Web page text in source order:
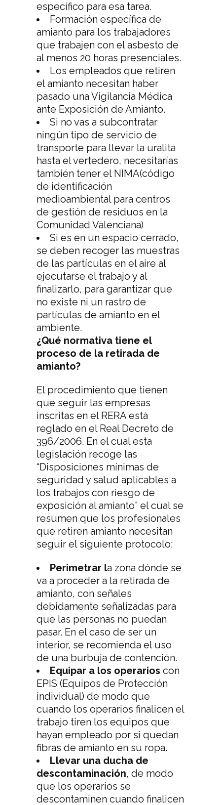
específico para esa tarea.
Formación específica de
amianto para los trabajadores
que trabajen con el asbesto de
al menos 20 horas presenciales.
Los empleados que retiren
el amianto necesitan haber
pasado una Vigilancia Médica
ante Exposición de Amianto.
Si no vas a subcontratar
ningún tipo de servicio de
transporte para llevar la uralita
hasta el vertedero, necesitarías
también tener el NIMA(código
de identificación
medioambiental para centros
de gestión de residuos en la
Comunidad Valenciana)
Si es en un espacio cerrado,
se deben recoger las muestras
de las partículas en el aire al
ejecutarse el trabajo y al
finalizarlo, para garantizar que
no existe ni un rastro de
partículas de amianto en el
ambiente.
¿Qué normativa tiene el
proceso de la retirada de
amianto?
El procedimiento que tienen
que seguir las empresas
inscritas en el RERA está
reglado en el Real Decreto de
396/2006. En el cual esta
legislación recoge las
“Disposiciones mínimas de
seguridad y salud aplicables a
los trabajos con riesgo de
exposición al amianto” el cual se
resumen que los profesionales
que retiren amianto necesitan
seguir el siguiente protocolo:
Perimetrar la zona dónde se
va a proceder a la retirada de
amianto, con señales
debidamente señalizadas para
que las personas no puedan
pasar. En el caso de ser un
interior, se recomienda el uso
de una burbuja de contención.
Equipar a los operarios con
EPIS (Equipos de Protección
individual) de modo que
cuando los operarios finalicen el
trabajo tiren los equipos que
hayan empleado por si quedan
fibras de amianto en su ropa.
Llevar una ducha de
descontaminación, de modo
que los operarios se
descontaminen cuando finalicen